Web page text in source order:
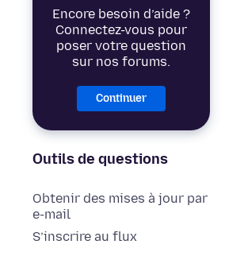
Encore besoin d’aide ?
Connectez-vous pour
poser votre question
sur nos forums.
Continuer
Outils de questions
Obtenir des mises à jour par
e-mail
S’inscrire au flux